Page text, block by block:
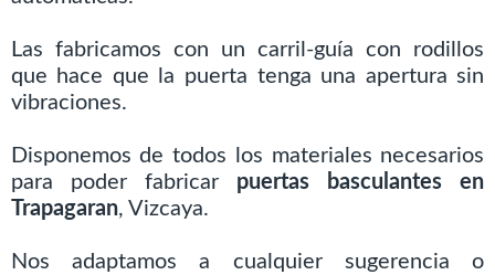
Las fabricamos con un carril-guía con rodillos
que hace que la puerta tenga una apertura sin
vibraciones.
Disponemos de todos los materiales necesarios
para poder fabricar puertas basculantes en
Trapagaran, Vizcaya.
Nos adaptamos a cualquier sugerencia o